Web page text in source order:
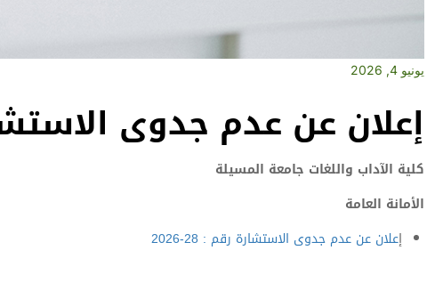
يونيو 4, 2026
إعلان عن عدم جدوى الاستشارة
كلية الآداب واللغات جامعة المسيلة
الأمانة العامة
إعلان عن عدم جدوى الاستشارة رقم : 28-2026